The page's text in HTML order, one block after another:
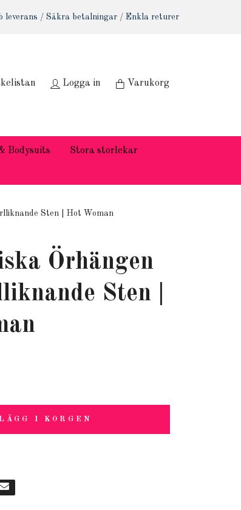
leverans / Säkra betalningar / Enkla returer
Logga in Varukorg
Bodysuits
Stora storlekar
Sten | Hot Woman
Örhängen
Sten |
LÄGG I KORGEN